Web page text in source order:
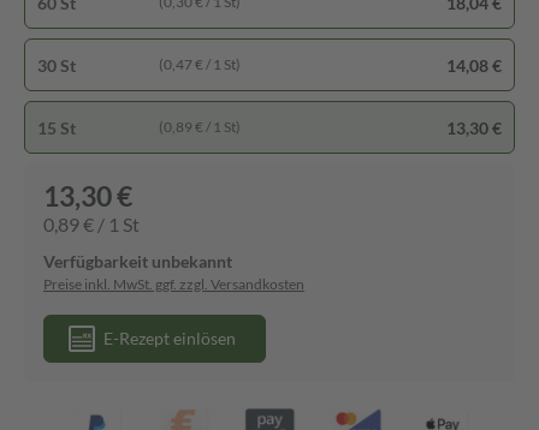
30 St (0,47 € / 1 St) 14,08 €
15 St (0,89 € / 1 St) 13,30 €
13,30 €
0,89 € / 1 St
Verfügbarkeit unbekannt
Preise inkl. MwSt. ggf. zzgl. Versandkosten
E-Rezept einlösen